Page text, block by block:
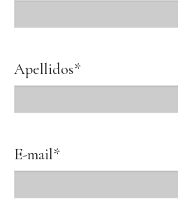
Apellidos*
E-mail*